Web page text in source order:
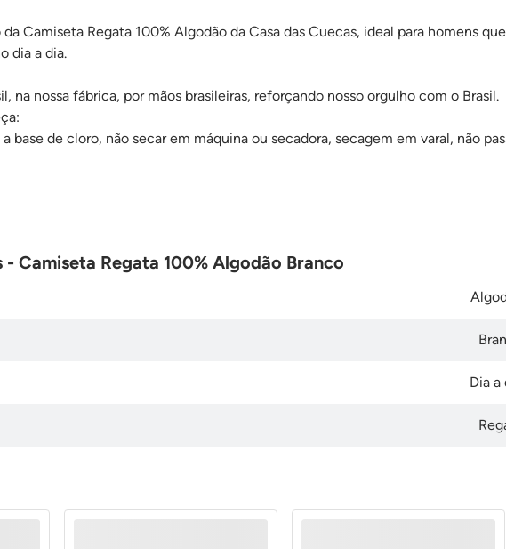
Camiseta Regata 100% Algodão da Casa das Cuecas, ideal para homens que
dia a dia.
na nossa fábrica, por mãos brasileiras, reforçando nosso orgulho com o Brasil.
base de cloro, não secar em máquina ou secadora, secagem em varal, não
Camiseta Regata 100% Algodão Branco
Dia a